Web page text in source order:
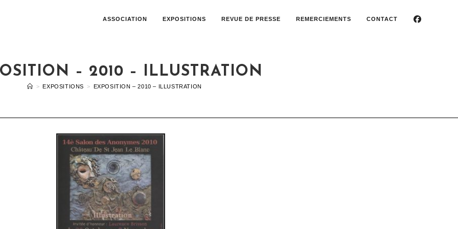
ASSOCIATION EXPOSITIONS REVUE DE PRESSE REMERCIEMENTS CONTACT
– 2010 – ILLUSTRATION
> EXPOSITIONS > EXPOSITION – 2010 – ILLUSTRATION